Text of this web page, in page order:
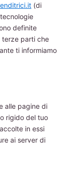
(di
definite
terze parti che
ti informiamo
alle pagine di
rigido del tuo
in essi
ai server di